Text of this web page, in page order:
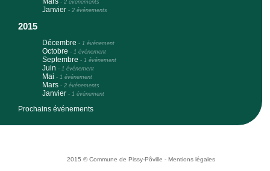
- 2 événements
Janvier - 2 événements
2015
Décembre - 1 événement
Octobre - 1 événement
Septembre - 1 événement
Juin - 1 événement
Mai - 1 événement
Mars - 2 événements
Janvier - 1 événement
Prochains événements
2015 © Commune de Pissy-Pôville - Mentions légales